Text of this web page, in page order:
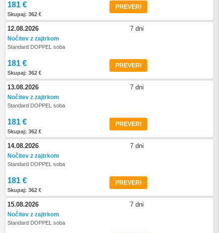
181 €
Skupaj: 362 €
PREVERI
12.08.2026 7 dni
Nočitev z zajtrkom
Standard DOPPEL soba
181 €
Skupaj: 362 €
PREVERI
13.08.2026 7 dni
Nočitev z zajtrkom
Standard DOPPEL soba
181 €
Skupaj: 362 €
PREVERI
14.08.2026 7 dni
Nočitev z zajtrkom
Standard DOPPEL soba
181 €
Skupaj: 362 €
PREVERI
15.08.2026 7 dni
Nočitev z zajtrkom
Standard DOPPEL soba